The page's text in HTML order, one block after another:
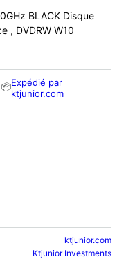
BLACK Disque
, DVDRW W10
📦Expédié par
ktjunior.com
ktjunior.com
Ktjunior Investments